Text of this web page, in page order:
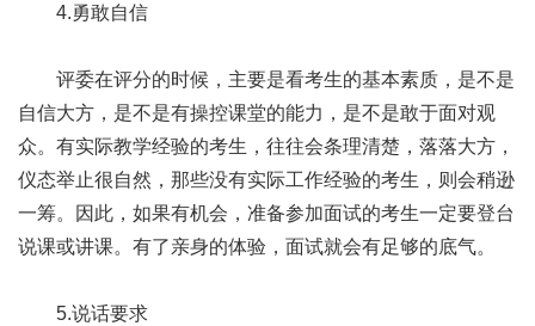
4.勇敢自信
评委在评分的时候，主要是看考生的基本素质，是不是
自信大方，是不是有操控课堂的能力，是不是敢于面对观
众。有实际教学经验的考生，往往会条理清楚，落落大方，
仪态举止很自然，那些没有实际工作经验的考生，则会稍逊
一筹。因此，如果有机会，准备参加面试的考生一定要登台
说课或讲课。有了亲身的体验，面试就会有足够的底气。
5.说话要求